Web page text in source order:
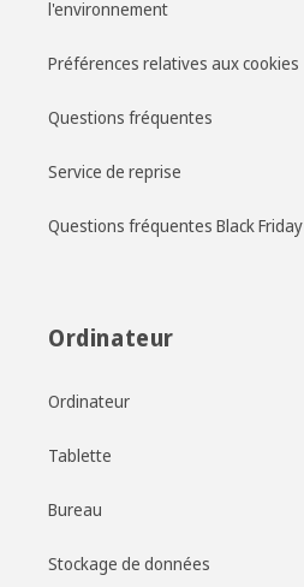
l'environnement
Préférences relatives aux cookies
Questions fréquentes
Service de reprise
Questions fréquentes Black Friday
Ordinateur
Ordinateur
Tablette
Bureau
Stockage de données